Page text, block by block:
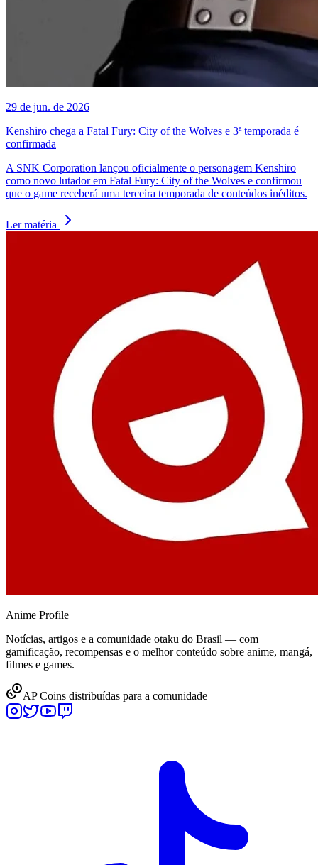
29 de jun. de 2026
Kenshiro chega a Fatal Fury: City of the Wolves e 3ª temporada é
confirmada
A SNK Corporation lançou oficialmente o personagem Kenshiro
como novo lutador em Fatal Fury: City of the Wolves e confirmou
que o game receberá uma terceira temporada de conteúdos inéditos.
Ler matéria
Anime Profile
Notícias, artigos e a comunidade otaku do Brasil — com
gamificação, recompensas e o melhor conteúdo sobre anime, mangá,
filmes e games.
AP Coins distribuídas para a comunidade